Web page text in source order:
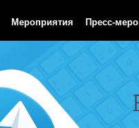
Мероприятия Пресс-